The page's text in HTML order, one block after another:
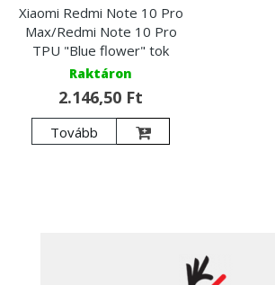
Xiaomi Redmi Note 10 Pro
Max/Redmi Note 10 Pro
TPU "Blue flower" tok
Raktáron
2.146,50 Ft
Tovább